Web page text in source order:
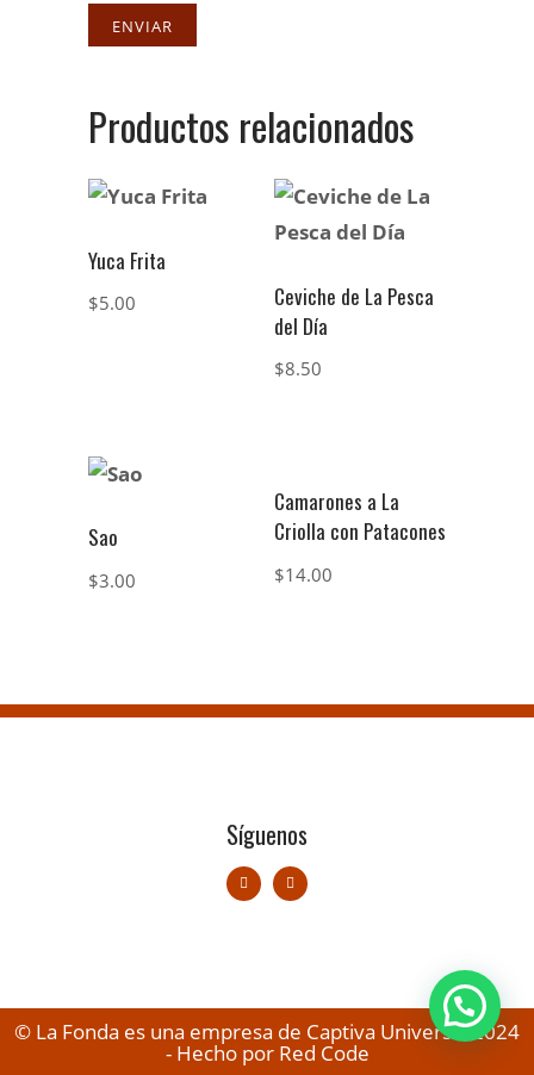
Productos relacionados
Yuca Frita
$5.00
Ceviche de La Pesca
del Día
$8.50
Sao
$3.00
Camarones a La
Criolla con Patacones
$14.00
Síguenos
© La Fonda es una empresa de Captiva Universal 2024
- Hecho por Red Code